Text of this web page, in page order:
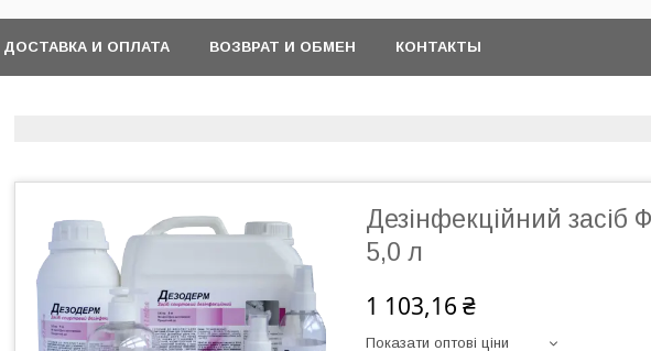
ДОСТАВКА И ОПЛАТА ВОЗВРАТ И ОБМЕН КОНТАКТЫ
Дезінфекційний засіб
5,0 л
1 103,16 ₴
Показати оптові ціни